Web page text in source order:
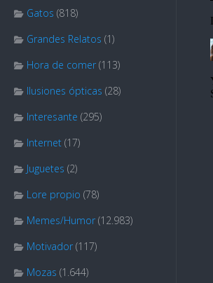
Gatos (818)
Grandes Relatos (1)
Hora de comer (113)
Ilusiones ópticas (28)
Interesante (295)
Internet (17)
Juguetes (2)
Lore propio (78)
Memes/Humor (12.983)
Motivador (117)
Mozas (1.644)